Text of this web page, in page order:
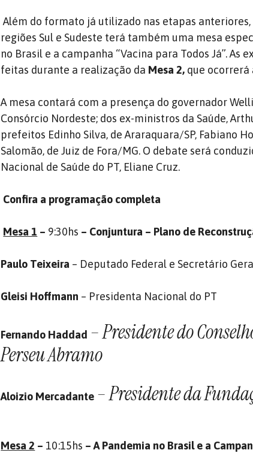
Além do formato já utilizado nas etapas
regiões Sul e Sudeste terá também uma mesa
no Brasil e a campanha “Vacina para Todos Já”. As
feitas durante a realização da Mesa 2, que ocorrerá
A mesa contará com a presença do governador
Consórcio Nordeste; dos ex-ministros da Saúde,
prefeitos Edinho Silva, de Araraquara/SP, Fabiano
Salomão, de Juiz de Fora/MG. O debate será
Nacional de Saúde do PT, Eliane Cruz.
Confira a programação completa
Mesa 1 – 9:30hs – Conjuntura – Plano de
Paulo Teixeira – Deputado Federal e Secretário
Gleisi Hoffmann – Presidenta Nacional do PT
Fernando Haddad – Presidente do
Perseu Abramo
Aloizio Mercadante – Presidente da
Mesa 2 – 10:15hs – A Pandemia no Brasil e a